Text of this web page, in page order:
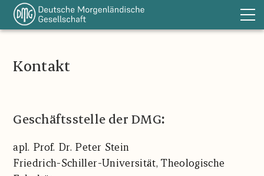
Sektionen
Bibliothek
Links
Kontakt
Geschäftsstelle der DMG:
apl. Prof. Dr. Peter Stein
Friedrich-Schiller-Universität, Theologische